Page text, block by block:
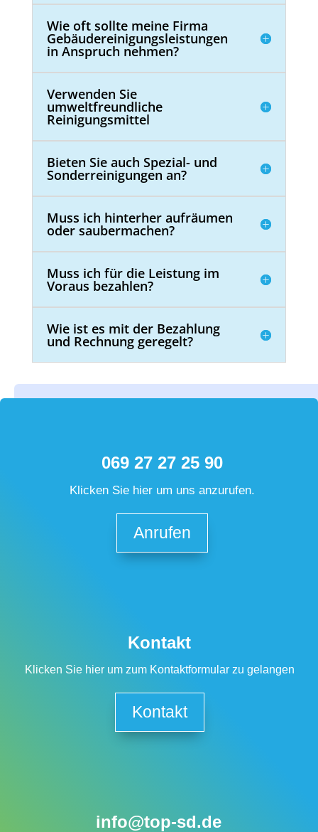
Wie oft sollte meine Firma
Gebäudereinigungsleistungen
in Anspruch nehmen?
Verwenden Sie
umweltfreundliche
Reinigungsmittel
Bieten Sie auch Spezial- und
Sonderreinigungen an?
Muss ich hinterher aufräumen
oder saubermachen?
Muss ich für die Leistung im
Voraus bezahlen?
Wie ist es mit der Bezahlung
und Rechnung geregelt?
069 27 27 25 90
Klicken Sie hier um uns anzurufen.
Anrufen
Kontakt
Klicken Sie hier um zum Kontaktformular zu gelangen
Kontakt
info@top-sd.de